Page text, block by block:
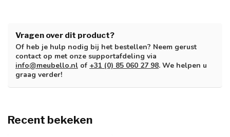
Vragen over dit product?
Of heb je hulp nodig bij het bestellen? Neem gerust
contact op met onze supportafdeling via
info@meubello.nl of +31 (0) 85 060 27 98. We helpen u
graag verder!
Recent bekeken